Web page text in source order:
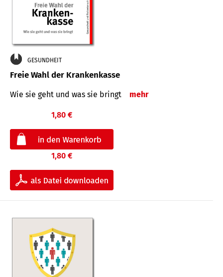
GESUNDHEIT
Freie Wahl der Krankenkasse
Wie sie geht und was sie bringt mehr
1,80 €
1,80 €